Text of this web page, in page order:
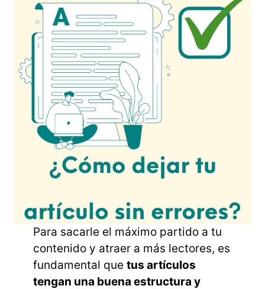
Para sacarle el máximo partido a tu
contenido y atraer a más lectores, es
fundamental que tus artículos
tengan una buena estructura y